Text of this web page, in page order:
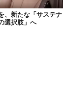
フクリエイティ
Business of
った」と語
といった多くの
ている状況だ。
けに留まらな
レストラン経営
、新たな「サステナ
選択肢」へ